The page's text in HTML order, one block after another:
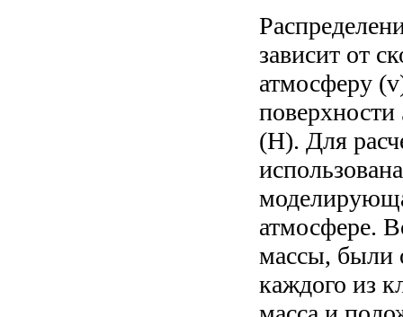
зависит от
атмосферу
(H). Для
атмосфере.
массы, были
каждого из